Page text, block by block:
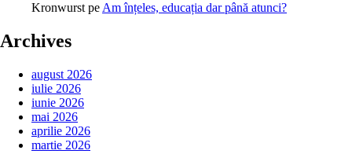
Kronwurst pe Am înțeles, educația dar până atunci?
Archives
august 2026
iulie 2026
iunie 2026
mai 2026
aprilie 2026
martie 2026